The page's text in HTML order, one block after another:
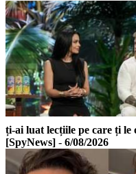
ți-ai luat lecțiile pe care ți
[SpyNews] - 6/08/2026